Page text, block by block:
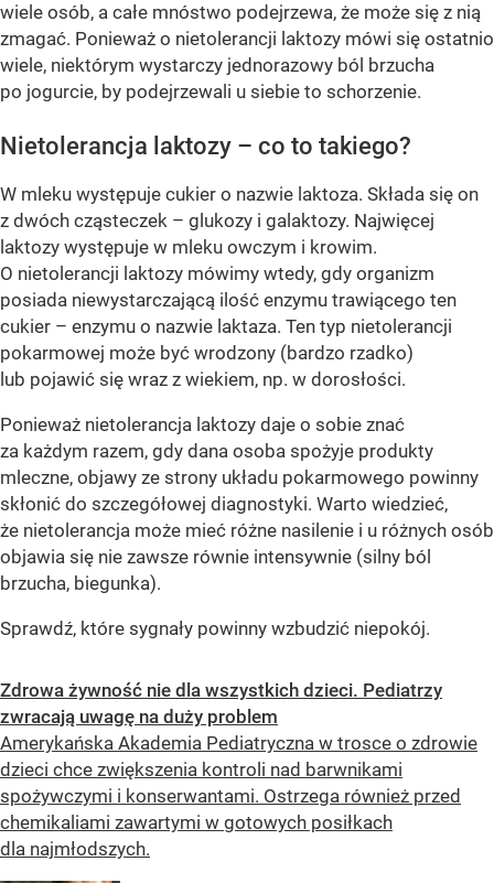
wiele osób, a całe mnóstwo podejrzewa, że może się z nią
zmagać. Ponieważ o nietolerancji laktozy mówi się ostatnio
wiele, niektórym wystarczy jednorazowy ból brzucha
po jogurcie, by podejrzewali u siebie to schorzenie.
Nietolerancja laktozy – co to takiego?
W mleku występuje cukier o nazwie laktoza. Składa się on
z dwóch cząsteczek – glukozy i galaktozy. Najwięcej
laktozy występuje w mleku owczym i krowim.
O nietolerancji laktozy mówimy wtedy, gdy organizm
posiada niewystarczającą ilość enzymu trawiącego ten
cukier – enzymu o nazwie laktaza. Ten typ nietolerancji
pokarmowej może być wrodzony (bardzo rzadko)
lub pojawić się wraz z wiekiem, np. w dorosłości.
Ponieważ nietolerancja laktozy daje o sobie znać
za każdym razem, gdy dana osoba spożyje produkty
mleczne, objawy ze strony układu pokarmowego powinny
skłonić do szczegółowej diagnostyki. Warto wiedzieć,
że nietolerancja może mieć różne nasilenie i u różnych osób
objawia się nie zawsze równie intensywnie (silny ból
brzucha, biegunka).
Sprawdź, które sygnały powinny wzbudzić niepokój.
Zdrowa żywność nie dla wszystkich dzieci. Pediatrzy
zwracają uwagę na duży problem
Amerykańska Akademia Pediatryczna w trosce o zdrowie
dzieci chce zwiększenia kontroli nad barwnikami
spożywczymi i konserwantami. Ostrzega również przed
chemikaliami zawartymi w gotowych posiłkach
dla najmłodszych.